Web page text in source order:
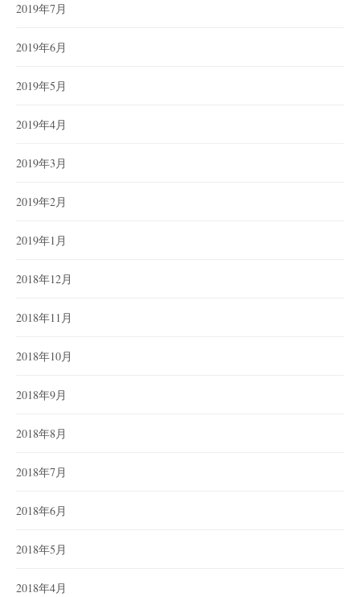
2019年7月
2019年6月
2019年5月
2019年4月
2019年3月
2019年2月
2019年1月
2018年12月
2018年11月
2018年10月
2018年9月
2018年8月
2018年7月
2018年6月
2018年5月
2018年4月